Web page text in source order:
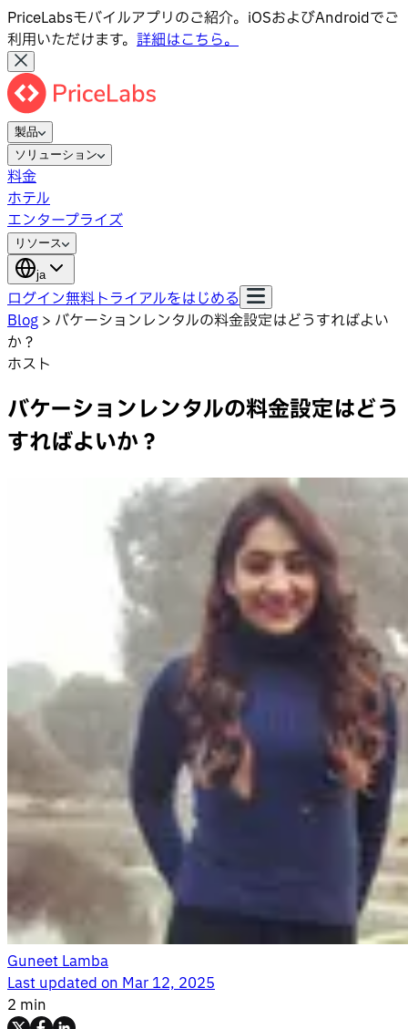
PriceLabsモバイルアプリのご紹介。iOSおよびAndroidでご
利用いただけます。 詳細はこちら。
製品
ソリューション
料金
ホテル
エンタープライズ
リソース
ja
ログイン無料トライアルをはじめる
Blog > バケーションレンタルの料金設定はどうすればよい
か？
ホスト
バケーションレンタルの料金設定はどう
すればよいか？
Guneet Lamba
Last updated onMar 12, 2025
2 min